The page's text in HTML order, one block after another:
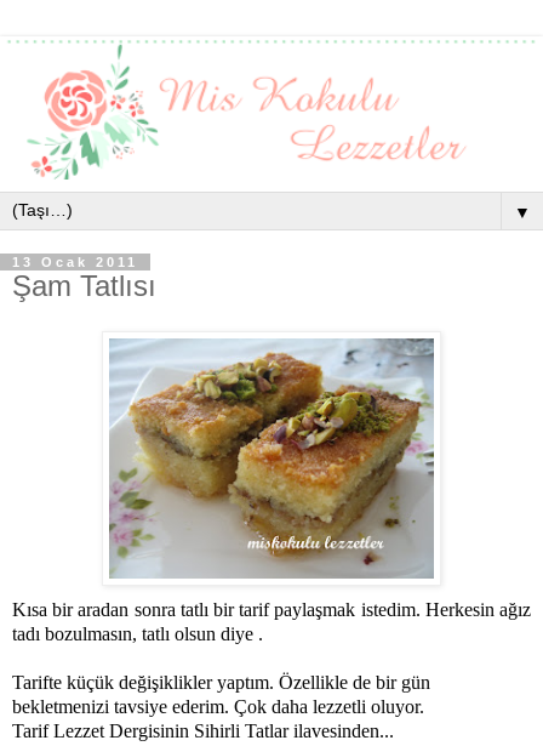
▼
13 Ocak 2011
Şam Tatlısı
Kısa bir aradan sonra tatlı bir tarif paylaşmak istedim. Herkesin ağız
tadı bozulmasın, tatlı olsun diye .
Tarifte küçük değişiklikler yaptım. Özellikle de bir gün
bekletmenizi tavsiye ederim. Çok daha lezzetli oluyor.
Tarif Lezzet Dergisinin Sihirli Tatlar ilavesinden...